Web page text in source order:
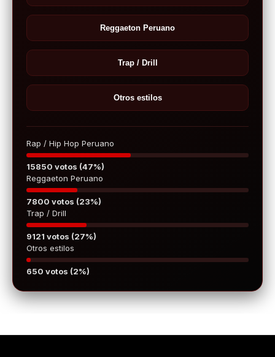
Reggaeton Peruano
Trap / Drill
Otros estilos
Rap / Hip Hop Peruano
15850 votos (47%)
Reggaeton Peruano
7800 votos (23%)
Trap / Drill
9121 votos (27%)
Otros estilos
650 votos (2%)